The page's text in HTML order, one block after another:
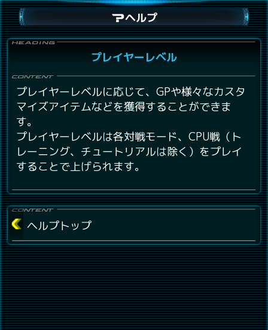
ヘルプ
プレイヤーレベル
プレイヤーレベルに応じて、GPや様々なカスタ
マイズアイテムなどを獲得することができま
す。
プレイヤーレベルは各対戦モード、CPU戦（ト
レーニング、チュートリアルは除く）をプレイ
することで上げられます。
ヘルプトップ